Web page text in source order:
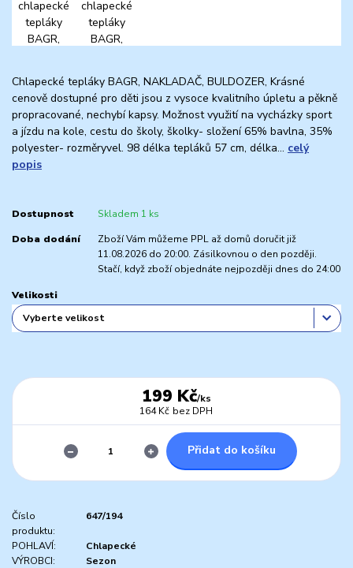
Chlapecké tepláky BAGR, NAKLADAČ, BULDOZER, Krásné
cenově dostupné pro děti jsou z vysoce kvalitního úpletu a pěkně
propracované, nechybí kapsy. Možnost využití na vycházky sport
a jízdu na kole, cestu do školy, školky- složení 65% bavlna, 35%
polyester- rozměryvel. 98 délka tepláků 57 cm, délka... celý
popis
Dostupnost Skladem 1 ks
Doba dodání
Zboží Vám můžeme PPL až domů doručit již
11.08.2026 do 20:00. Zásilkovnou o den později.
Stačí, když zboží objednáte nejpozději dnes do 24:00
Velikosti
199 Kč/ks
164 Kč bez DPH
Přidat do košíku
Číslo
produktu:
647/194
POHLAVÍ:
Chlapecké
VÝROBCI:
Sezon